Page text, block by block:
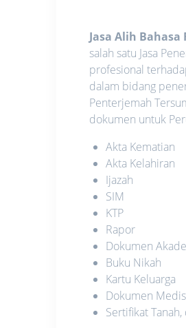
Jasa Alih
salah satu Jasa
profesional
dalam bidang
Penterjemah
dokumen untuk
Akta Kematian
Akta Kelahiran
Ijazah
SIM
KTP
Rapor
Dokumen
Buku Nikah
Kartu Keluarga
Dokumen Medis
Sertifikat